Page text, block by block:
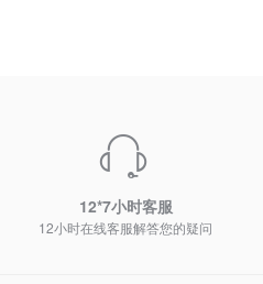
12*7小时客服
12小时在线客服解答您的疑问